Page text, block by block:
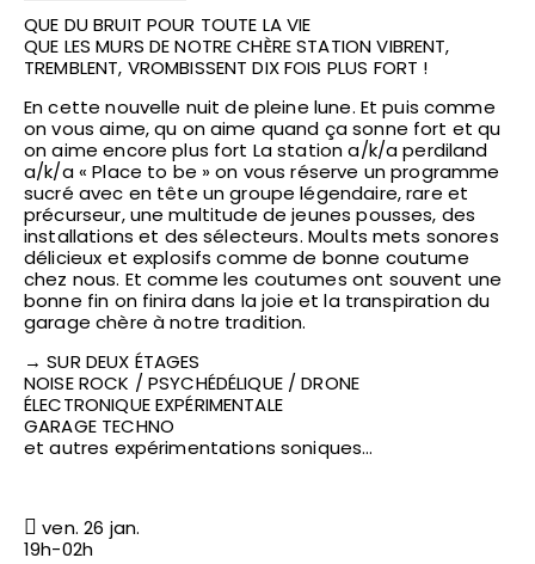
QUE DU BRUIT POUR TOUTE LA VIE
QUE LES MURS DE NOTRE CHÈRE STATION VIBRENT,
TREMBLENT, VROMBISSENT DIX FOIS PLUS FORT !
En cette nouvelle nuit de pleine lune. Et puis comme
on vous aime, qu on aime quand ça sonne fort et qu
on aime encore plus fort La station a/k/a perdiland
a/k/a « Place to be » on vous réserve un programme
sucré avec en tête un groupe légendaire, rare et
précurseur, une multitude de jeunes pousses, des
installations et des sélecteurs. Moults mets sonores
délicieux et explosifs comme de bonne coutume
chez nous. Et comme les coutumes ont souvent une
bonne fin on finira dans la joie et la transpiration du
garage chère à notre tradition.
→ SUR DEUX ÉTAGES
NOISE ROCK / PSYCHÉDÉLIQUE / DRONE
ÉLECTRONIQUE EXPÉRIMENTALE
GARAGE TECHNO
et autres expérimentations soniques…
ven. 26 jan.
19h-02h